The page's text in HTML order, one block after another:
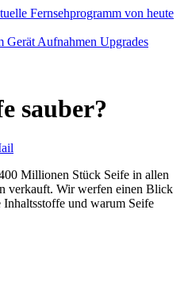
Gerät Aufnahmen Upgrades
sauber?
Millionen Stück Seife in allen
verkauft. Wir werfen einen Blick
und warum Seife